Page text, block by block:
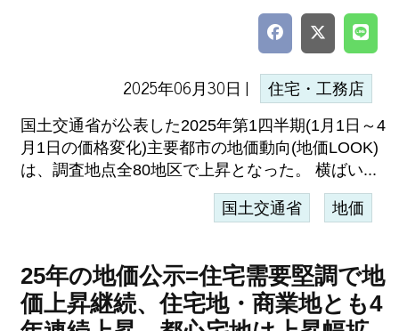
2025年06月30日 | 住宅・工務店
国土交通省が公表した2025年第1四半期(1月1日～4
月1日の価格変化)主要都市の地価動向(地価LOOK)
は、調査地点全80地区で上昇となった。 横ばい...
国土交通省 地価
25年の地価公示=住宅需要堅調で地
価上昇継続、住宅地・商業地とも4